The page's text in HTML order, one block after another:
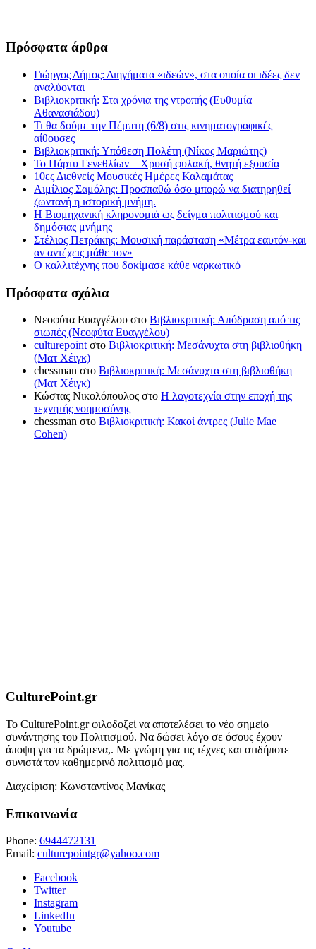
Πρόσφατα άρθρα
Γιώργος Δήμος: Διηγήματα «ιδεών», στα οποία οι ιδέες δεν
αναλύονται
Βιβλιοκριτική: Στα χρόνια της ντροπής (Ευθυμία
Αθανασιάδου)
Τι θα δούμε την Πέμπτη (6/8) στις κινηματογραφικές
αίθουσες
Βιβλιοκριτική: Υπόθεση Πολέτη (Νίκος Μαριώτης)
Το Πάρτυ Γενεθλίων – Χρυσή φυλακή, θνητή εξουσία
10ες Διεθνείς Μουσικές Ημέρες Καλαμάτας
Αιμίλιος Σαμόλης: Προσπαθώ όσο μπορώ να διατηρηθεί
ζωντανή η ιστορική μνήμη.
Η Βιομηχανική κληρονομιά ως δείγμα πολιτισμού και
δημόσιας μνήμης
Στέλιος Πετράκης: Μουσική παράσταση «Μέτρα εαυτόν-και
αν αντέχεις μάθε τον»
Ο καλλιτέχνης που δοκίμασε κάθε ναρκωτικό
Πρόσφατα σχόλια
Νεοφύτα Ευαγγέλου στο Βιβλιοκριτική: Απόδραση από τις
σιωπές (Νεοφύτα Ευαγγέλου)
culturepointστο Βιβλιοκριτική: Μεσάνυχτα στη βιβλιοθήκη
(Ματ Χέιγκ)
chessman στο Βιβλιοκριτική: Μεσάνυχτα στη βιβλιοθήκη
(Ματ Χέιγκ)
Κώστας Νικολόπουλος στο Η λογοτεχνία στην εποχή της
τεχνητής νοημοσύνης
chessman στο Βιβλιοκριτική: Κακοί άντρες (Julie Mae
Cohen)
CulturePoint.gr
Το CulturePoint.gr φιλοδοξεί να αποτελέσει το νέο σημείο
συνάντησης του Πολιτισμού. Να δώσει λόγο σε όσους έχουν
άποψη για τα δρώμενα,. Με γνώμη για τις τέχνες και οτιδήποτε
συνιστά τον καθημερινό πολιτισμό μας.
Διαχείριση: Κωνσταντίνος Μανίκας
Επικοινωνία
Phone: 6944472131
Email: culturepointgr@yahoo.com
Facebook
Twitter
Instagram
LinkedIn
Youtube